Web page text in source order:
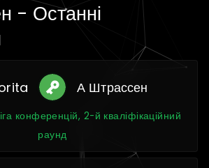
- Останні
А Штрассен
конференцій, 2-й кваліфікаційний
раунд